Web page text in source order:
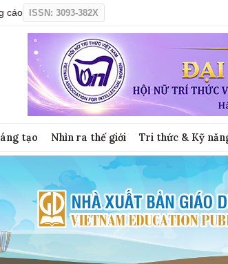
cáo ISSN: 3093-382X
tạo Nhìn ra thế giới Tri thức & Kỹ